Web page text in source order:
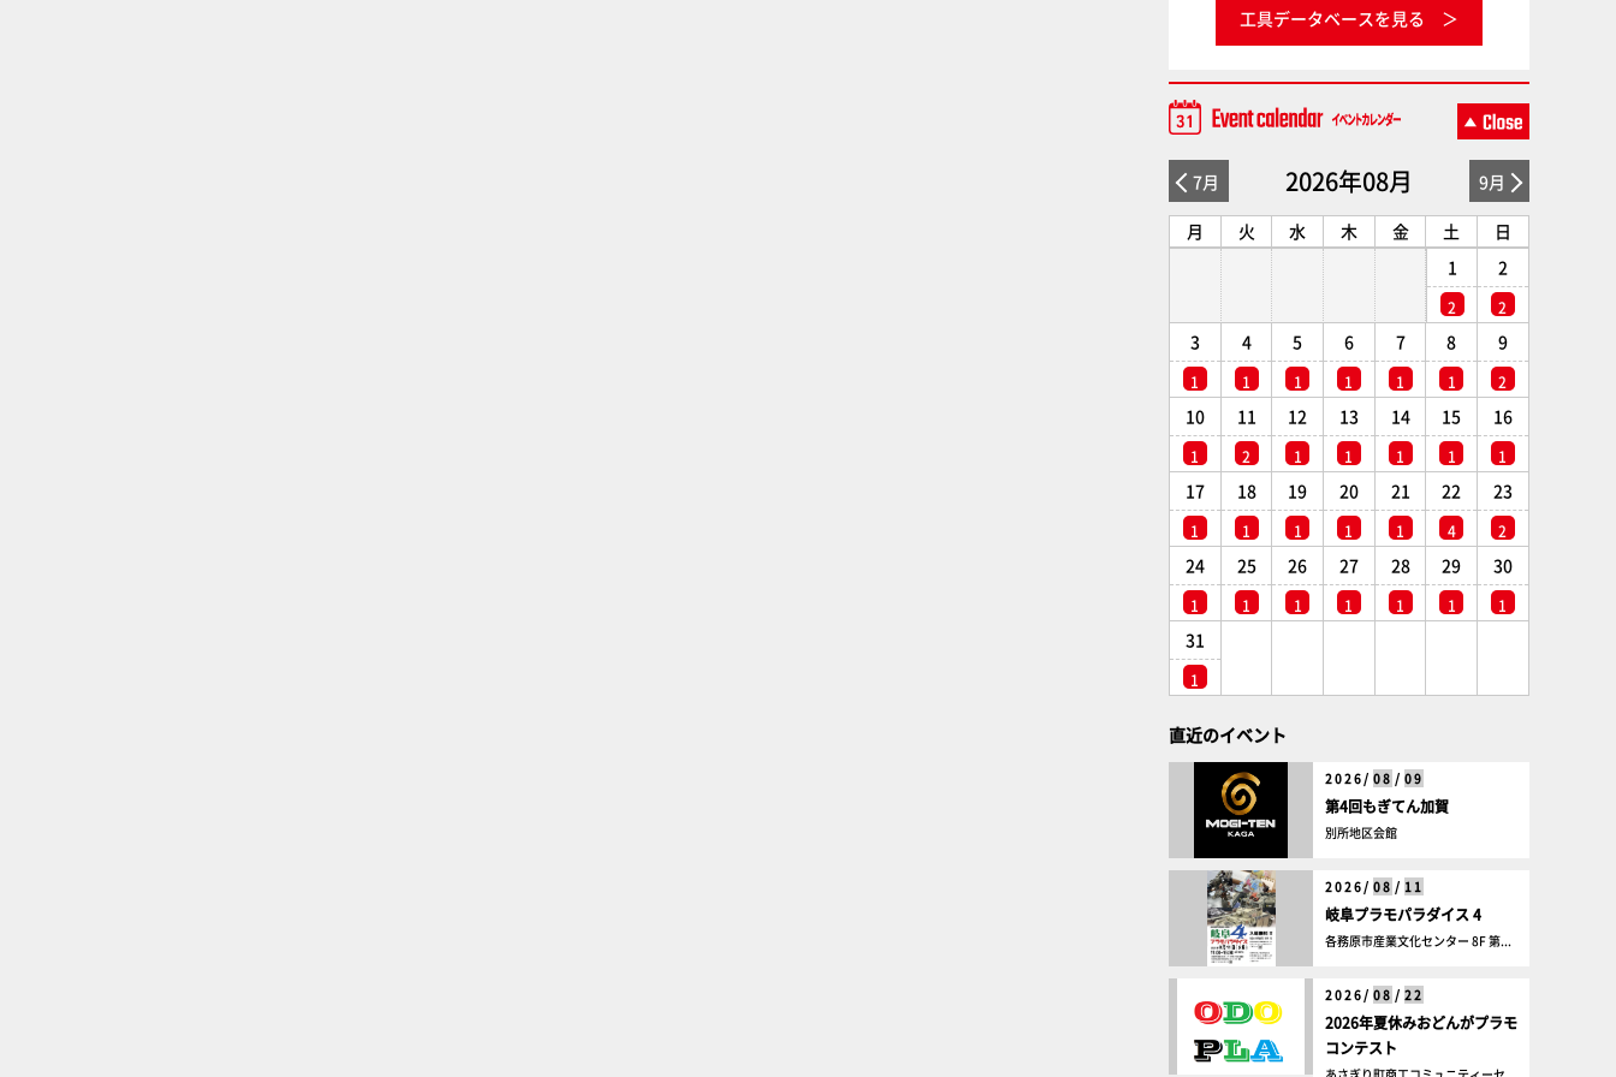
工具データベースを見る
7月 2026年08月 9月
月 火 水 木 金 土
日
1
2
2
2
3
1
4
1
5
1
6
1
7
1
8
1
9
2
10
1
11
2
12
1
13
1
14
1
15
1
16
1
17
1
18
1
19
1
20
1
21
1
22
4
23
2
24
1
25
1
26
1
27
1
28
1
29
1
30
1
31
1
直近のイベント
2026/ 08 / 09
第4回もぎてん加賀
別所地区会館
2026/ 08 / 11
岐阜プラモパラダイス 4
各務原市産業文化センター 8F 第...
2026/ 08 / 22
2026年夏休みおどんがプラモ
コンテスト